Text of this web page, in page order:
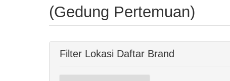
(Gedung Pertemuan)
Filter Lokasi Daftar Brand